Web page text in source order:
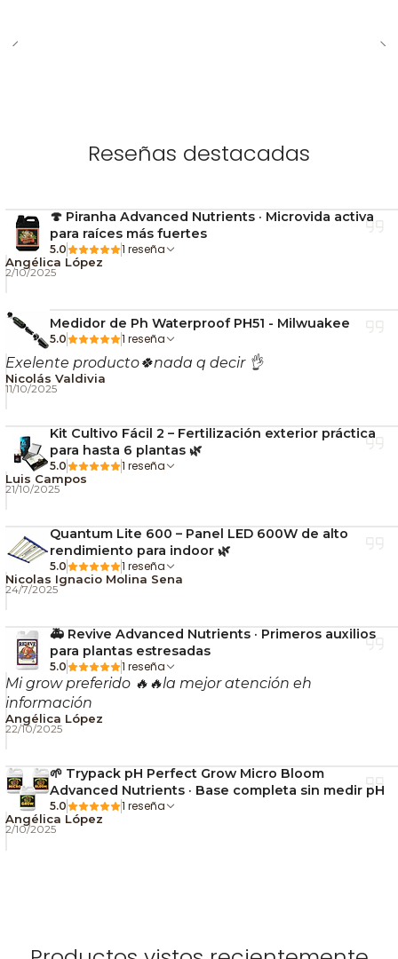
Reseñas destacadas
🍄 Piranha Advanced Nutrients · Microvida activa
para raíces más fuertes
5.0 1 reseña
Angélica López
2/10/2025
Medidor de Ph Waterproof PH51 - Milwuakee
5.0 1 reseña
Exelente producto🍀nada q decir 👌
Nicolás Valdivia
11/10/2025
Kit Cultivo Fácil 2 – Fertilización exterior práctica
para hasta 6 plantas 🌿
5.0 1 reseña
Luis Campos
21/10/2025
Quantum Lite 600 – Panel LED 600W de alto
rendimiento para indoor 🌿
5.0 1 reseña
Nicolas Ignacio Molina Sena
24/7/2025
🚑 Revive Advanced Nutrients · Primeros auxilios
para plantas estresadas
5.0 1 reseña
Mi grow preferido 🔥🔥la mejor atención eh
información
Angélica López
22/10/2025
🌱 Trypack pH Perfect Grow Micro Bloom
Advanced Nutrients · Base completa sin medir pH
5.0 1 reseña
Angélica López
2/10/2025